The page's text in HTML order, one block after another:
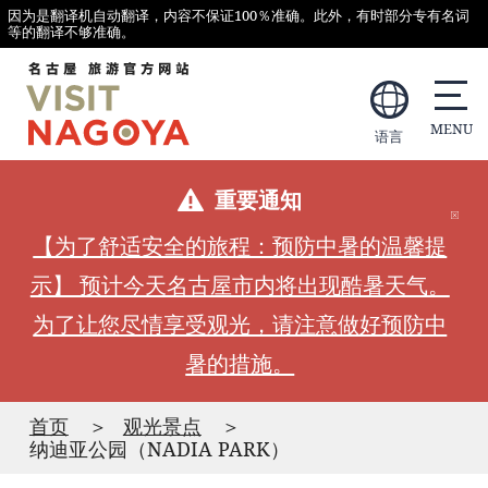
因为是翻译机自动翻译，内容不保证100％准确。此外，有时部分专有名词
等的翻译不够准确。
语言
重要通知
【为了舒适安全的旅程：预防中暑的温馨提
示】 预计今天名古屋市内将出现酷暑天气。
为了让您尽情享受观光，请注意做好预防中
暑的措施。
首页
观光景点
纳迪亚公园（NADIA PARK）